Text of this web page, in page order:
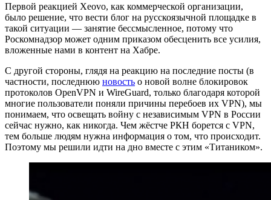
Первой реакцией Xeovo, как коммерческой организации,
было решение, что вести блог на русскоязычной площадке в
такой ситуации — занятие бессмысленное, потому что
Роскомнадзор может одним приказом обесценить все усилия,
вложенные нами в контент на Хабре.
С другой стороны, глядя на реакцию на последние посты (в
частности, последнюю новость о новой волне блокировок
протоколов OpenVPN и WireGuard, только благодаря которой
многие пользователи поняли причины перебоев их VPN), мы
понимаем, что освещать войну с независимым VPN в России
сейчас нужно, как никогда. Чем жёстче РКН борется с VPN,
тем больше людям нужна информация о том, что происходит.
Поэтому мы решили идти на дно вместе с этим «Титаником».